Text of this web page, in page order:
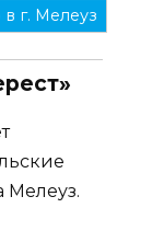
г. Мелеуз
Мелеуз.